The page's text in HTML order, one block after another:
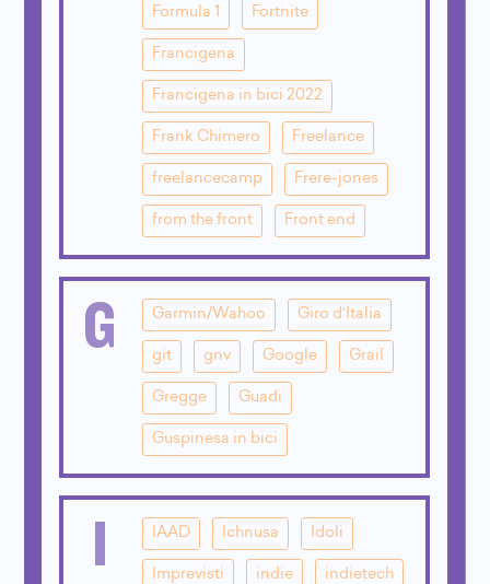
Formula 1 Fortnite
Francigena
Francigena in bici 2022
Frank Chimero Freelance
freelancecamp Frere-jones
from the front Front end
G Garmin/Wahoo Giro d'Italia
git gnv Google Grail
Gregge Guadi
Guspinesa in bici
I IAAD Ichnusa Idoli
Imprevisti indie indietech